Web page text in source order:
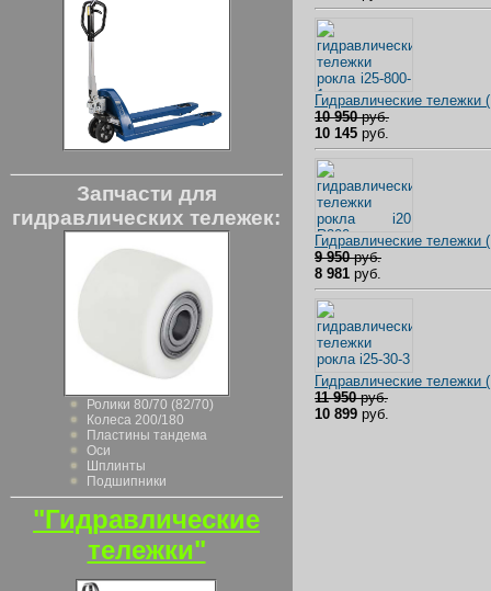
Запчасти для
гидравлических тележек:
Ролики 80/70 (82/70)
Колеса 200/180
Пластины тандема
Оси
Шплинты
Подшипники
"Гидравлические
тележки"
Гидравлические
10 950руб.
10 145 руб.
Гидравлические
9 950руб.
8 981 руб.
Гидравлические
11 950руб.
10 899 руб.